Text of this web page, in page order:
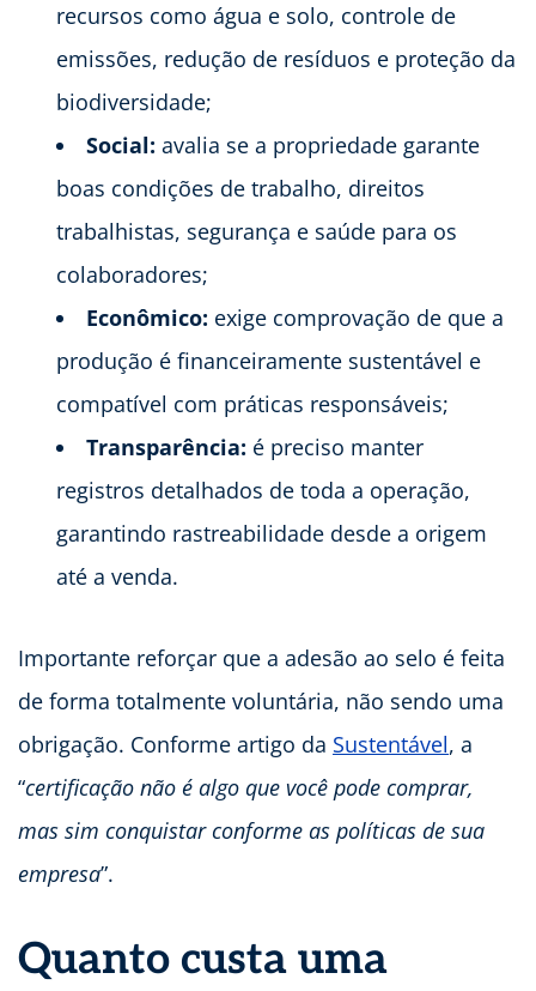
recursos como água e solo, controle de
emissões, redução de resíduos e proteção da
biodiversidade;
Social: avalia se a propriedade garante
boas condições de trabalho, direitos
trabalhistas, segurança e saúde para os
colaboradores;
Econômico: exige comprovação de que a
produção é financeiramente sustentável e
compatível com práticas responsáveis;
Transparência: é preciso manter
registros detalhados de toda a operação,
garantindo rastreabilidade desde a origem
até a venda.
Importante reforçar que a adesão ao selo é feita
de forma totalmente voluntária, não sendo uma
obrigação. Conforme artigo da Sustentável, a
“certificação não é algo que você pode comprar,
mas sim conquistar conforme as políticas de sua
empresa”.
Quanto custa uma